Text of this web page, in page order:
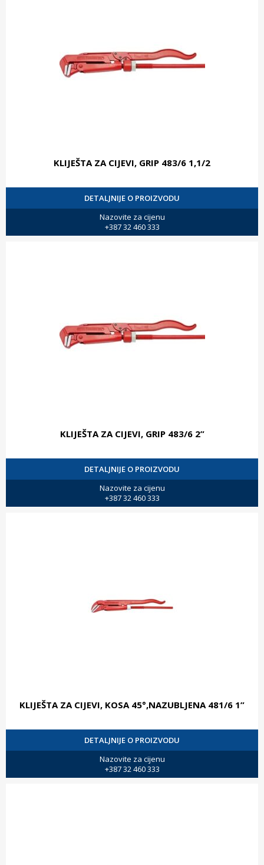
KLIJEŠTA ZA CIJEVI, GRIP 483/6 1,1/2
DETALJNIJE O PROIZVODU
Nazovite za cijenu
+387 32 460 333
KLIJEŠTA ZA CIJEVI, GRIP 483/6 2”
DETALJNIJE O PROIZVODU
Nazovite za cijenu
+387 32 460 333
KLIJEŠTA ZA CIJEVI, KOSA 45°,NAZUBLJENA 481/6 1”
DETALJNIJE O PROIZVODU
Nazovite za cijenu
+387 32 460 333